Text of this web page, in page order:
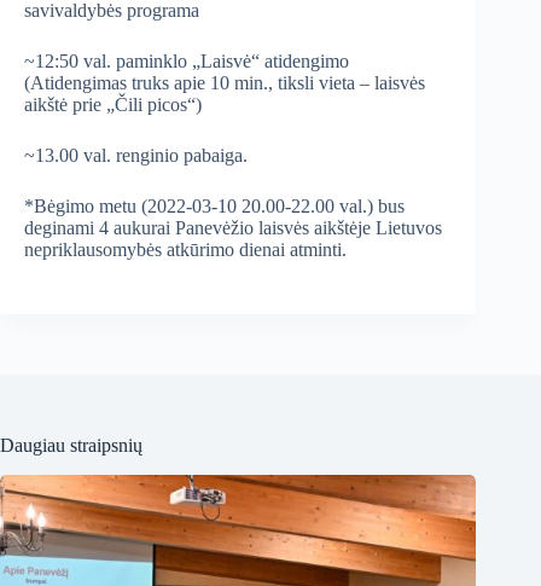
savivaldybės programa
~12:50 val. paminklo „Laisvė“ atidengimo
(Atidengimas truks apie 10 min., tiksli vieta – laisvės
aikštė prie „Čili picos“)
~13.00 val. renginio pabaiga.
*Bėgimo metu (2022-03-10 20.00-22.00 val.) bus
deginami 4 aukurai Panevėžio laisvės aikštėje Lietuvos
nepriklausomybės atkūrimo dienai atminti.
Daugiau straipsnių